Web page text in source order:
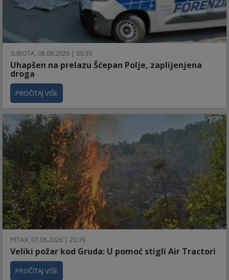
SUBOTA, 08.08.2026 | 09:30
Uhapšen na prelazu Šćepan Polje, zaplijenjena
droga
PROČITAJ VIŠE
PETAK, 07.08.2026 | 20:39
Veliki požar kod Gruda: U pomoć stigli Air Tractori
PROČITAJ VIŠE